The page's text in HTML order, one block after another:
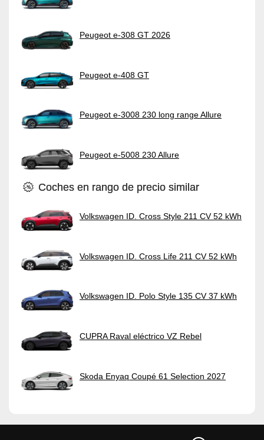
Peugeot e-308 GT 2026
Peugeot e-408 GT
Peugeot e-3008 230 long range Allure
Peugeot e-5008 230 Allure
Coches en rango de precio similar
Volkswagen ID. Cross Style 211 CV 52 kWh
Volkswagen ID. Cross Life 211 CV 52 kWh
Volkswagen ID. Polo Style 135 CV 37 kWh
CUPRA Raval eléctrico VZ Rebel
Skoda Enyaq Coupé 61 Selection 2027